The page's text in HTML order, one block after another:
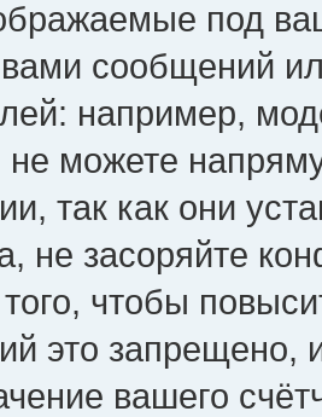
под
сообщений
например,
можете
так как они
не засоряйте
чтобы
это запрещено,
вашего